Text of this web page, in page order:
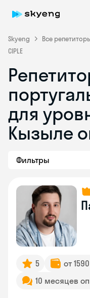
Skyeng Все
CIPLE
для
Кызыле
Фильтры
5
от
10 месяцев
Skyeng Chat
online